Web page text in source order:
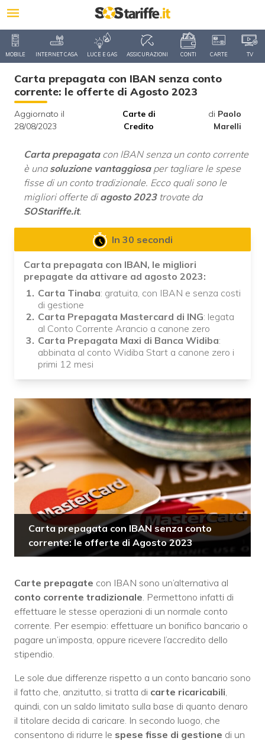
MOBILE INTERNET CASA LUCE E GAS ASSICURAZIONI CONTI CARTE TV
Carta prepagata con IBAN senza conto
corrente: le offerte di Agosto 2023
Aggiornato il
28/08/2023
Carte di
Credito
di Paolo
Marelli
Carta prepagatacon IBAN senza un conto corrente
è una soluzione vantaggiosaper tagliare le spese
fisse di un conto tradizionale. Ecco quali sono le
migliori offerte di agosto 2023 trovate da
SOStariffe.it.
In 30 secondi
Carta prepagata con IBAN, le migliori
prepagate da attivare ad agosto 2023:
Carta Tinaba: gratuita, con IBAN e senza costi
di gestione
Carta Prepagata Mastercard di ING: legata
al Conto Corrente Arancio a canone zero
Carta Prepagata Maxi di Banca Widiba:
abbinata al conto Widiba Start a canone zero i
primi 12 mesi
Carta prepagata con IBAN senza conto
corrente: le offerte di Agosto 2023
Carte prepagate con IBAN sono un’alternativa al
conto corrente tradizionale . Permettono infatti di
effettuare le stesse operazioni di un normale conto
corrente. Per esempio: effettuare un bonifico bancario o
pagare un’imposta, oppure ricevere l’accredito dello
stipendio.
Le sole due differenze rispetto a un conto bancario sono
il fatto che, anzitutto, si tratta di carte ricaricabili
quindi, con un saldo limitato sulla base di quanto denaro
il titolare decida di caricare. In secondo luogo, che
consentono di ridurre le spese fisse di gestione di un